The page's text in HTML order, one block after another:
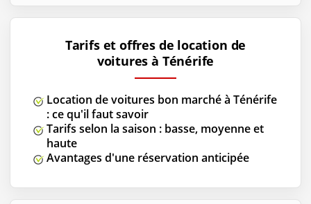
Tarifs et offres de location de
voitures à Ténérife
Location de voitures bon marché à Ténérife
: ce qu'il faut savoir
Tarifs selon la saison : basse, moyenne et
haute
Avantages d'une réservation anticipée